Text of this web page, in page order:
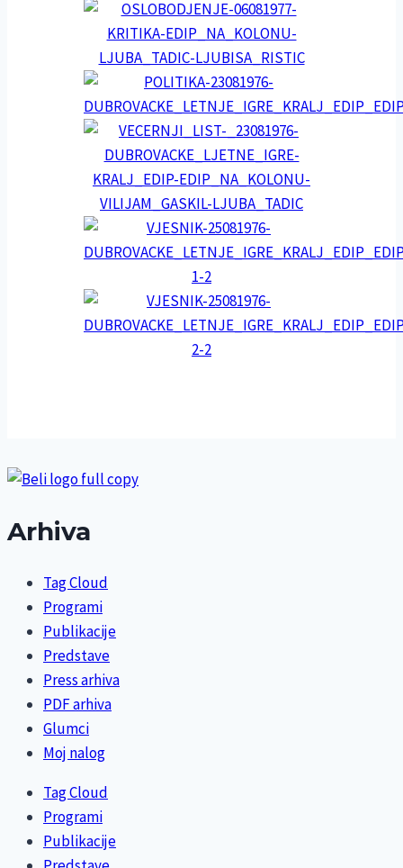
Arhiva
Tag Cloud
Programi
Publikacije
Predstave
Press arhiva
PDF arhiva
Glumci
Moj nalog
Tag Cloud
Programi
Publikacije